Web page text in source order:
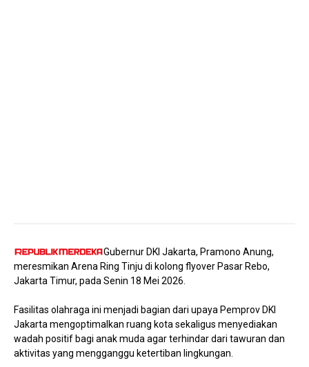
Gubernur DKI Jakarta, Pramono Anung,
meresmikan Arena Ring Tinju di kolong flyover Pasar Rebo,
Jakarta Timur, pada Senin 18 Mei 2026.
Fasilitas olahraga ini menjadi bagian dari upaya Pemprov DKI
Jakarta mengoptimalkan ruang kota sekaligus menyediakan
wadah positif bagi anak muda agar terhindar dari tawuran dan
aktivitas yang mengganggu ketertiban lingkungan.